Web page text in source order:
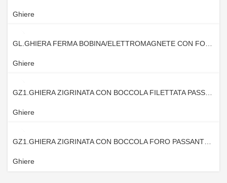
Ghiere
Ghiere
Ghiere
Ghiere